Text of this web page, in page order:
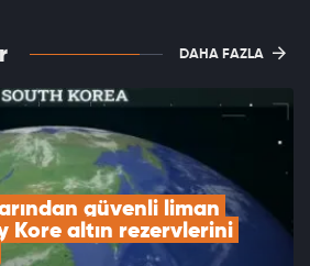
DAHA FAZLA
güvenli liman
Kore altın rezervlerini